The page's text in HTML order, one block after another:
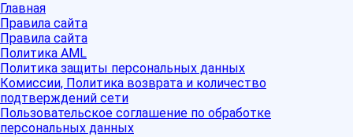
Главная
Правила сайта
Правила сайта
Политика AML
Политика защиты персональных данных
Комиссии, Политика возврата и количество
подтверждений сети
Пользовательское соглашение по обработке
персональных данных